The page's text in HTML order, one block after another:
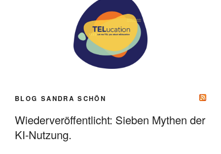
BLOG SANDRA SCHÖN
Wiederveröffentlicht: Sieben Mythen der
KI-Nutzung.